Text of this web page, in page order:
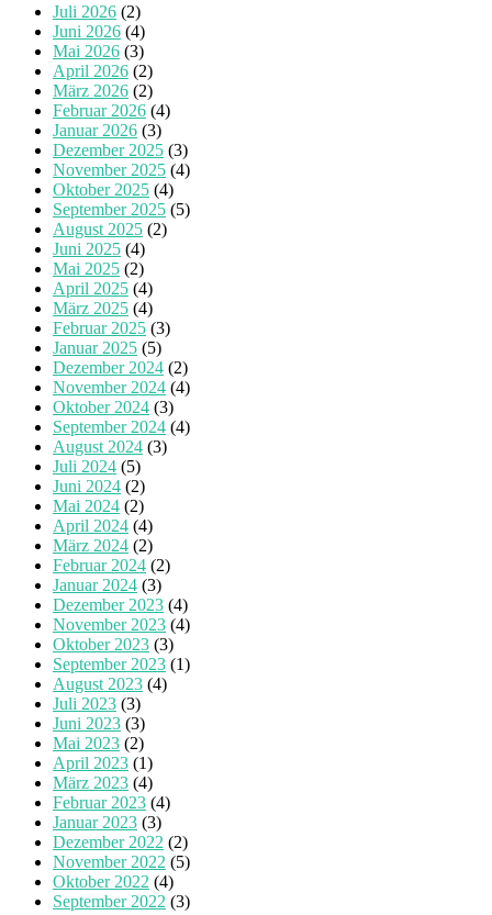
Juli 2026 (2)
Juni 2026 (4)
Mai 2026 (3)
April 2026 (2)
März 2026 (2)
Februar 2026 (4)
Januar 2026 (3)
Dezember 2025 (3)
November 2025 (4)
Oktober 2025 (4)
September 2025 (5)
August 2025 (2)
Juni 2025 (4)
Mai 2025 (2)
April 2025 (4)
März 2025 (4)
Februar 2025 (3)
Januar 2025 (5)
Dezember 2024 (2)
November 2024 (4)
Oktober 2024 (3)
September 2024 (4)
August 2024 (3)
Juli 2024 (5)
Juni 2024 (2)
Mai 2024 (2)
April 2024 (4)
März 2024 (2)
Februar 2024 (2)
Januar 2024 (3)
Dezember 2023 (4)
November 2023 (4)
Oktober 2023 (3)
September 2023 (1)
August 2023 (4)
Juli 2023 (3)
Juni 2023 (3)
Mai 2023 (2)
April 2023 (1)
März 2023 (4)
Februar 2023 (4)
Januar 2023 (3)
Dezember 2022 (2)
November 2022 (5)
Oktober 2022 (4)
September 2022 (3)